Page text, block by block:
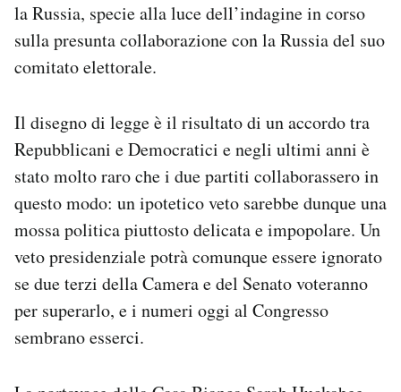
la Russia, specie alla luce dell’indagine in corso
sulla presunta collaborazione con la Russia del suo
comitato elettorale.
Il disegno di legge è il risultato di un accordo tra
Repubblicani e Democratici e negli ultimi anni è
stato molto raro che i due partiti collaborassero in
questo modo: un ipotetico veto sarebbe dunque una
mossa politica piuttosto delicata e impopolare. Un
veto presidenziale potrà comunque essere ignorato
se due terzi della Camera e del Senato voteranno
per superarlo, e i numeri oggi al Congresso
sembrano esserci.